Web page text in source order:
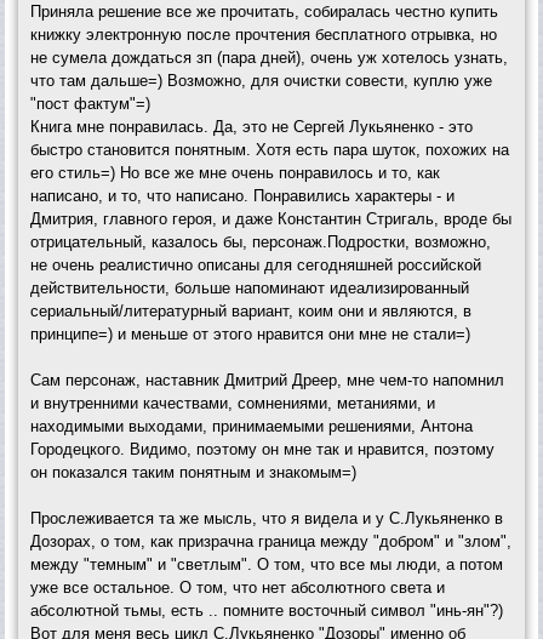
Приняла решение все же прочитать, собиралась честно купить
книжку электронную после прочтения бесплатного отрывка, но
не сумела дождаться зп (пара дней), очень уж хотелось узнать,
что там дальше=) Возможно, для очистки совести, куплю уже
"пост фактум"=)
Книга мне понравилась. Да, это не Сергей Лукьяненко - это
быстро становится понятным. Хотя есть пара шуток, похожих на
его стиль=) Но все же мне очень понравилось и то, как
написано, и то, что написано. Понравились характеры - и
Дмитрия, главного героя, и даже Константин Стригаль, вроде бы
отрицательный, казалось бы, персонаж.Подростки, возможно,
не очень реалистично описаны для сегодняшней российской
действительности, больше напоминают идеализированный
сериальный/литературный вариант, коим они и являются, в
принципе=) и меньше от этого нравится они мне не стали=)
Сам персонаж, наставник Дмитрий Дреер, мне чем-то напомнил
и внутренними качествами, сомнениями, метаниями, и
находимыми выходами, принимаемыми решениями, Антона
Городецкого. Видимо, поэтому он мне так и нравится, поэтому
он показался таким понятным и знакомым=)
Прослеживается та же мысль, что я видела и у С.Лукьяненко в
Дозорах, о том, как призрачна граница между "добром" и "злом",
между "темным" и "светлым". О том, что все мы люди, а потом
уже все остальное. О том, что нет абсолютного света и
абсолютной тьмы, есть .. помните восточный символ "инь-ян"?)
Вот для меня весь цикл С.Лукьяненко "Дозоры" именно об